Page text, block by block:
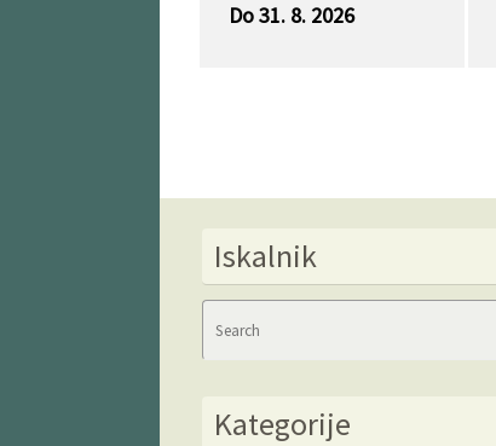
Do 31. 8. 2026
Iskalnik
Kategorije